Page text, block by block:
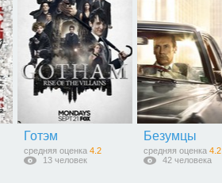
Готэм
средняя оценка 4.2
13 человек
Безумцы
средняя оценка 4.2
42 человека